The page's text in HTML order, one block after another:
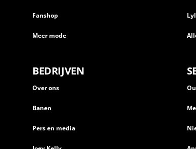
Fanshop
Meer mode
BEDRIJVEN
Over ons
Banen
Pers en media